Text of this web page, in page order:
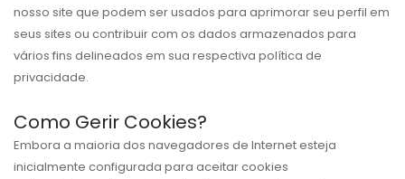
nosso site que podem ser usados para aprimorar seu perfil em
seus sites ou contribuir com os dados armazenados para
vários fins delineados em sua respectiva política de
privacidade.
Como Gerir Cookies?
Embora a maioria dos navegadores de Internet esteja
inicialmente configurada para aceitar cookies